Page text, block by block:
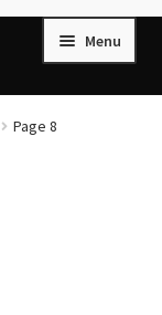
Menu
Page 8